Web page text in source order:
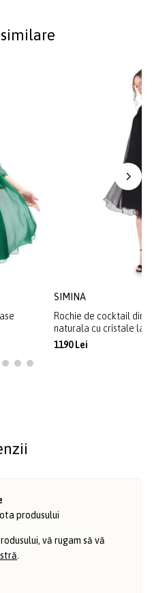
SIMINA
Rochie de cocktail din
naturala cu cristale la
1190 Lei
produsului
vă rugam să vă